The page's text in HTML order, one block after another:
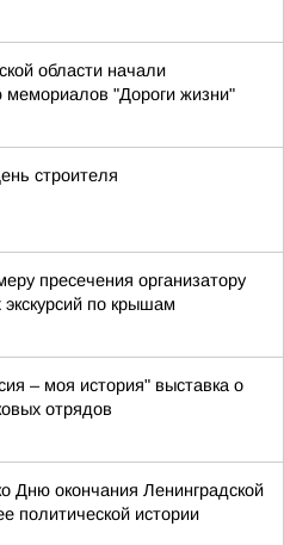
области начали
мемориалов "Дороги жизни"
строителя
пресечения организатору
по крышам
– моя история" выставка о
отрядов
Дню окончания Ленинградской
политической истории